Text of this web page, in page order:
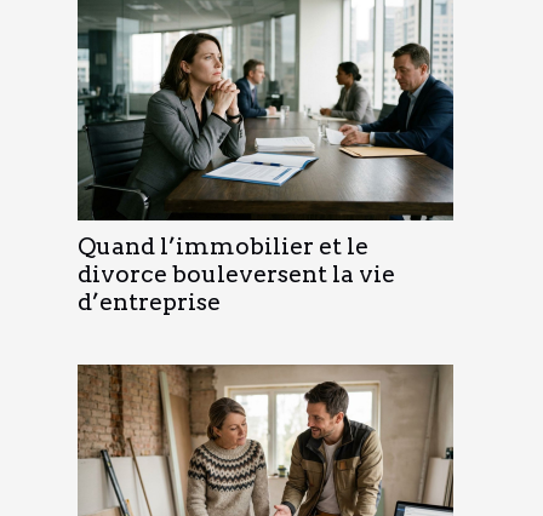
Quand l’immobilier et le
divorce bouleversent la vie
d’entreprise